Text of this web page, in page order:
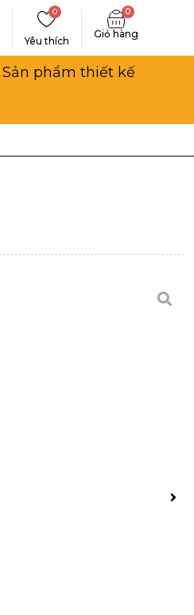
Yêu thích
0 0
Sản phẩm thiết kế